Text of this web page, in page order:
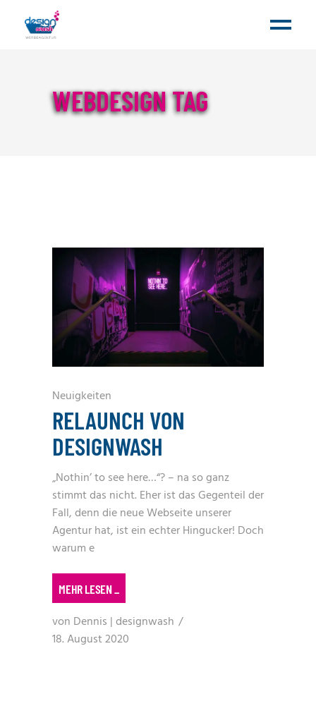
WEBDESIGN TAG
Neuigkeiten
RELAUNCH VON
DESIGNWASH
„Nothin’ to see here…“? – na so ganz
stimmt das nicht. Eher ist das Gegenteil der
Fall, denn die neue Webseite unserer
Agentur hat, ist ein echter Hingucker! Doch
warum e
MEHR LESEN_
von Dennis | designwash
18. August 2020